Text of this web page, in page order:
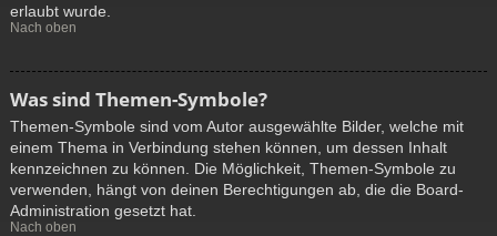
erlaubt wurde.
Nach oben
Was sind Themen-Symbole?
Themen-Symbole sind vom Autor ausgewählte Bilder, welche mit
einem Thema in Verbindung stehen können, um dessen Inhalt
kennzeichnen zu können. Die Möglichkeit, Themen-Symbole zu
verwenden, hängt von deinen Berechtigungen ab, die die Board-
Administration gesetzt hat.
Nach oben